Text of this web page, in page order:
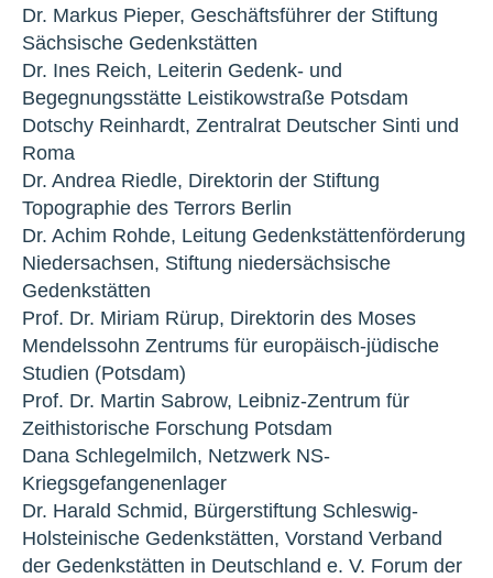
Dr. Markus Pieper, Geschäftsführer der Stiftung
Sächsische Gedenkstätten
Dr. Ines Reich, Leiterin Gedenk- und
Begegnungsstätte Leistikowstraße Potsdam
Dotschy Reinhardt, Zentralrat Deutscher Sinti und
Roma
Dr. Andrea Riedle, Direktorin der Stiftung
Topographie des Terrors Berlin
Dr. Achim Rohde, Leitung Gedenkstättenförderung
Niedersachsen, Stiftung niedersächsische
Gedenkstätten
Prof. Dr. Miriam Rürup, Direktorin des Moses
Mendelssohn Zentrums für europäisch-jüdische
Studien (Potsdam)
Prof. Dr. Martin Sabrow, Leibniz-Zentrum für
Zeithistorische Forschung Potsdam
Dana Schlegelmilch, Netzwerk NS-
Kriegsgefangenenlager
Dr. Harald Schmid, Bürgerstiftung Schleswig-
Holsteinische Gedenkstätten, Vorstand Verband
der Gedenkstätten in Deutschland e. V. Forum der